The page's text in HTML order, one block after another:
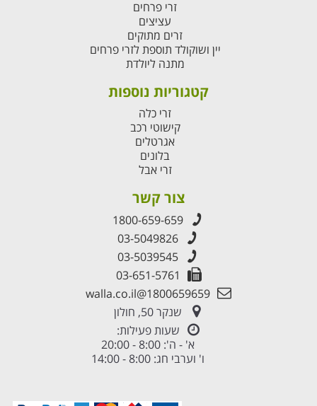
זרי פרחים
עציצים
זרים מתוקים
יין ושוקולד תוספת לזרי פרחים
מתנה ליולדת
קטגוריות נוספות
זרי כלה
קישוטי רכב
אגרטלים
בלונים
זרי אבל
צור קשר
1800-659-659
03-5049826
03-5039545
03-651-5761
1800659659@walla.co.il
שנקר 50, חולון
שעות פעילות:
א' - ה': 8:00 - 20:00
ו' וערבי חג: 8:00 - 14:00